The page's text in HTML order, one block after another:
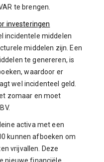
te brengen.
investeringen
incidentele middelen
middelen zijn. Een
te genereren, is
waardoor er
wel incidenteel geld.
zomaar en moet
activa met een
kunnen afboeken om
vrijvallen. Deze